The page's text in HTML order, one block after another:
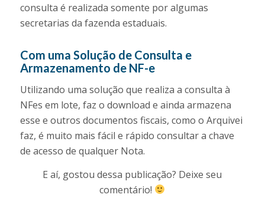
consulta é realizada somente por algumas
secretarias da fazenda estaduais.
Com uma Solução de Consulta e
Armazenamento de NF-e
Utilizando uma solução que realiza a consulta à
NFes em lote, faz o download e ainda armazena
esse e outros documentos fiscais, como o Arquivei
faz, é muito mais fácil e rápido consultar a chave
de acesso de qualquer Nota.
E aí, gostou dessa publicação? Deixe seu
comentário!